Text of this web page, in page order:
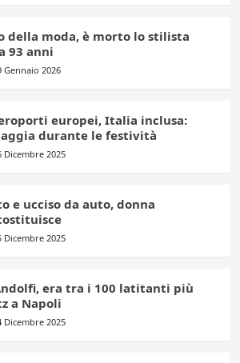
della moda, è morto lo stilista
93 anni
Gennaio 2026
europei, Italia inclusa:
durante le festività
Dicembre 2025
e ucciso da auto, donna
Dicembre 2025
era tra i 100 latitanti più
a Napoli
Dicembre 2025